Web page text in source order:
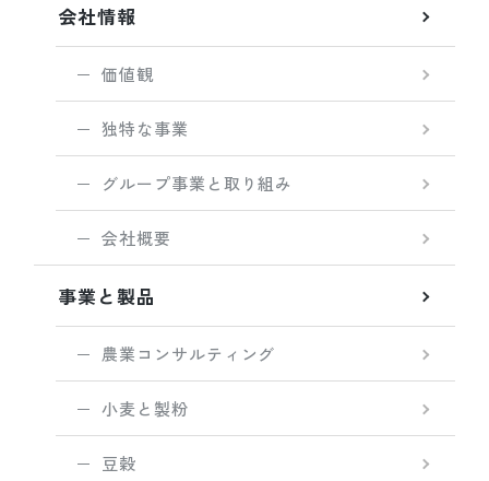
会社情報
価値観
独特な事業
グループ事業と取り組み
会社概要
事業と製品
農業コンサルティング
小麦と製粉
豆穀